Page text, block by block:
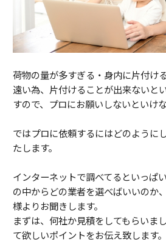
荷物の量が多すぎる・身内に片付け
遠い為、片付けることが出来ないと
すので、プロにお願いしないといけ
ではプロに依頼するにはどのように
たします。
インターネットで調べてるといっぱ
の中からどの業者を選べばいいのか
様よりお聞きします。
まずは、何社か見積をしてもらいま
て欲しいポイントをお伝え致します。